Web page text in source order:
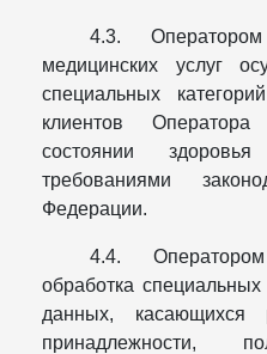
4.3.
медицинских услуг
специальных
клиентов
состоянии
требованиями
Федерации.
4.4.
обработка
данных, касающихся
принадлежности,